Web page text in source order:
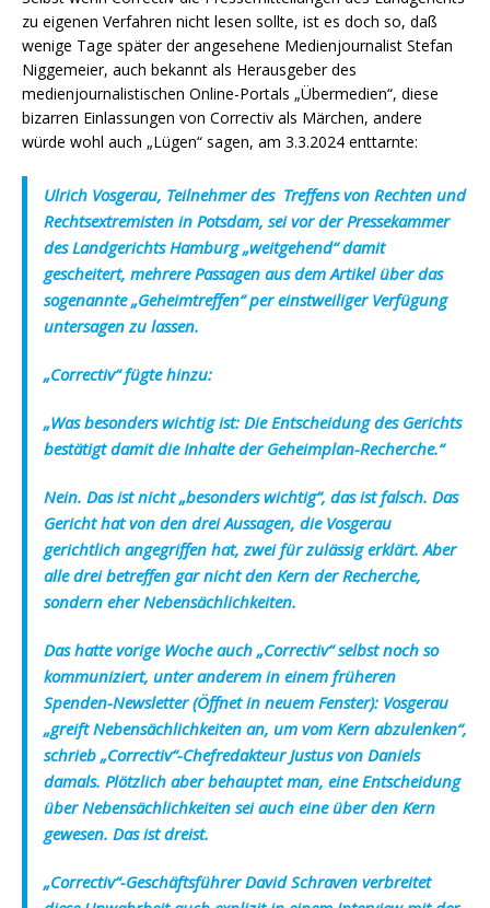
zu eigenen Verfahren nicht lesen sollte, ist es doch so, daß
wenige Tage später der angesehene Medienjournalist Stefan
Niggemeier, auch bekannt als Herausgeber des
medienjournalistischen Online-Portals „Übermedien“, diese
bizarren Einlassungen von Correctiv als Märchen, andere
würde wohl auch „Lügen“ sagen, am 3.3.2024 enttarnte:
Ulrich Vosgerau, Teilnehmer des Treffens von Rechten und
Rechtsextremisten in Potsdam, sei vor der Pressekammer
des Landgerichts Hamburg „weitgehend“ damit
gescheitert, mehrere Passagen aus dem Artikel über das
sogenannte „Geheimtreffen“ per einstweiliger Verfügung
untersagen zu lassen.
„Correctiv“ fügte hinzu:
„Was besonders wichtig ist: Die Entscheidung des Gerichts
bestätigt damit die Inhalte der Geheimplan-Recherche.“
Nein. Das ist nicht „besonders wichtig“, das ist falsch. Das
Gericht hat von den drei Aussagen, die Vosgerau
gerichtlich angegriffen hat, zwei für zulässig erklärt. Aber
alle drei betreffen gar nicht den Kern der Recherche,
sondern eher Nebensächlichkeiten.
Das hatte vorige Woche auch „Correctiv“ selbst noch so
kommuniziert, unter anderem in einem früheren
Spenden-Newsletter(Öffnet in neuem Fenster): Vosgerau
„greift Nebensächlichkeiten an, um vom Kern abzulenken“,
schrieb „Correctiv“-Chefredakteur Justus von Daniels
damals. Plötzlich aber behauptet man, eine Entscheidung
über Nebensächlichkeiten sei auch eine über den Kern
gewesen. Das ist dreist.
„Correctiv“-Geschäftsführer David Schraven verbreitet